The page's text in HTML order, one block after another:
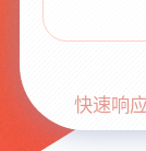
快速响